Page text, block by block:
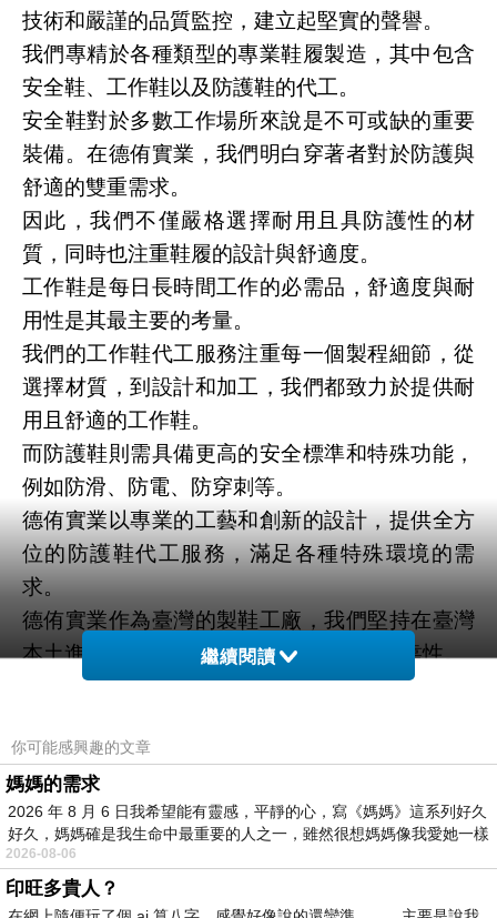
技術和嚴謹的品質監控，建立起堅實的聲譽。
我們專精於各種類型的專業鞋履製造，其中包含
安全鞋、工作鞋以及防護鞋的代工。
安全鞋對於多數工作場所來說是不可或缺的重要
裝備。在德侑實業，我們明白穿著者對於防護與
舒適的雙重需求。
因此，我們不僅嚴格選擇耐用且具防護性的材
質，同時也注重鞋履的設計與舒適度。
工作鞋是每日長時間工作的必需品，舒適度與耐
用性是其最主要的考量。
我們的工作鞋代工服務注重每一個製程細節，從
選擇材質，到設計和加工，我們都致力於提供耐
用且舒適的工作鞋。
而防護鞋則需具備更高的安全標準和特殊功能，
例如防滑、防電、防穿刺等。
德侑實業以專業的工藝和創新的設計，提供全方
位的防護鞋代工服務，滿足各種特殊環境的需
求。
德侑實業作為臺灣的製鞋工廠，我們堅持在臺灣
本土進行生產，以確保品質的一致性和可靠性。
我們的專業團隊擁有豐富的經驗，並致力於追求
繼續閱讀
你可能感興趣的文章
媽媽的需求
2026 年 8 月 6 日我希望能有靈感，平靜的心，寫《媽媽》這系列好久
好久，媽媽確是我生命中最重要的人之一，雖然很想媽媽像我愛她一樣
2026-08-06
印旺多貴人？